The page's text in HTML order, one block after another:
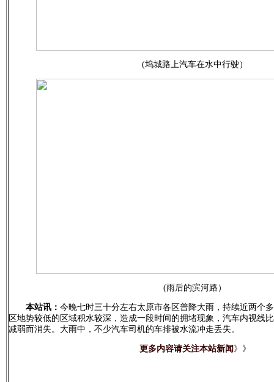
(坞城路上汽车在水中行驶）
(雨后的滨河路）
本站讯： 今晚七时三十分左右太原市各区普降大雨，持续近两个
区地势较低的区域积水较深，造成一段时间的拥堵现象，汽车内视线
减弱而消失。大雨中，不少汽车司机的车排被水流冲走丢失。
更多内容请关注本站新闻 》》